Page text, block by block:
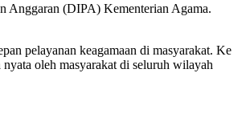
Anggaran (DIPA) Kementerian Agama.
pelayanan keagamaan di masyarakat. Ke
oleh masyarakat di seluruh wilayah